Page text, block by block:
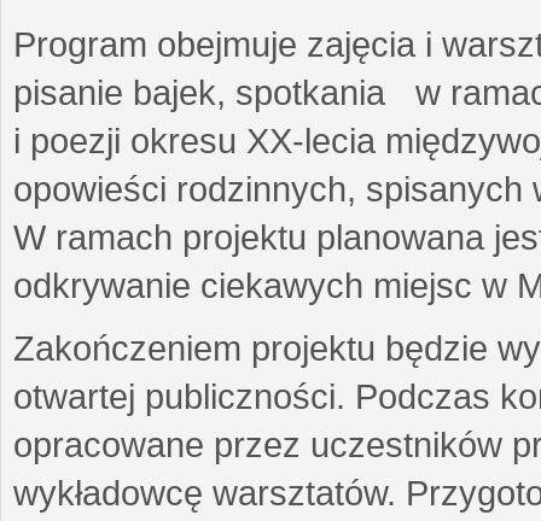
Program obejmuje zajęcia i
pisanie bajek, spotkania w
i poezji okresu XX-lecia
opowieści rodzinnych,
W ramach projektu planowana
odkrywanie ciekawych miejsc w
Zakończeniem projektu będzie
otwartej publiczności. Podczas
opracowane przez uczestników
wykładowcę warsztatów.